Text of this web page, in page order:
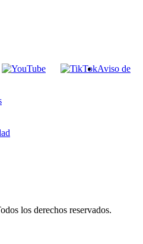
Aviso de
los derechos reservados.